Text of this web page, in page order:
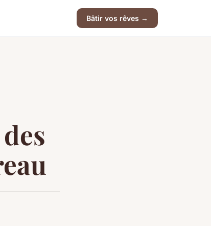
Bâtir vos rêves →